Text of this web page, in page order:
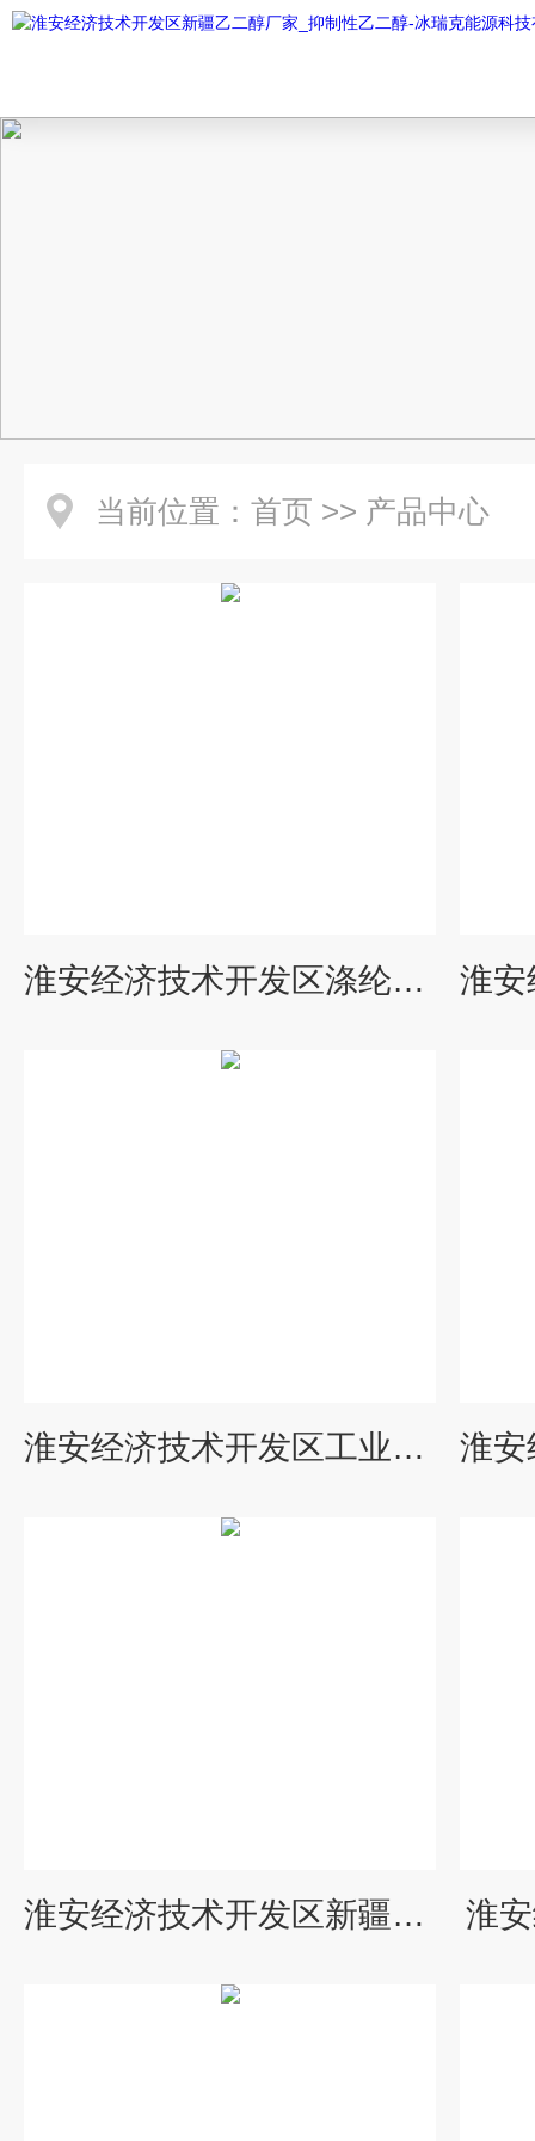
当前位置： 首页 >> 产品中心
淮安经济技术开发区涤纶级乙二醇
淮安经济技术开发区工业乙二醇
淮安经济技术开发区新疆乙二醇 淮